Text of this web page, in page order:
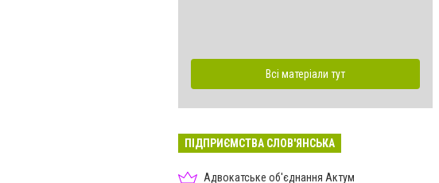
Всі матеріали тут
ПІДПРИЄМСТВА СЛОВ'ЯНСЬКА
Адвокатське об'єднання Актум